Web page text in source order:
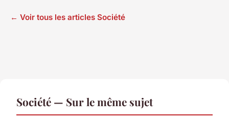
← Voir tous les articles Société
Société — Sur le même sujet